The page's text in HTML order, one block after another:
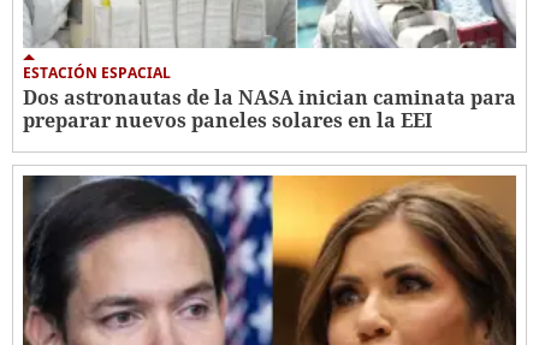
ESTACIÓN ESPACIAL
Dos astronautas de la NASA inician caminata para
preparar nuevos paneles solares en la EEI